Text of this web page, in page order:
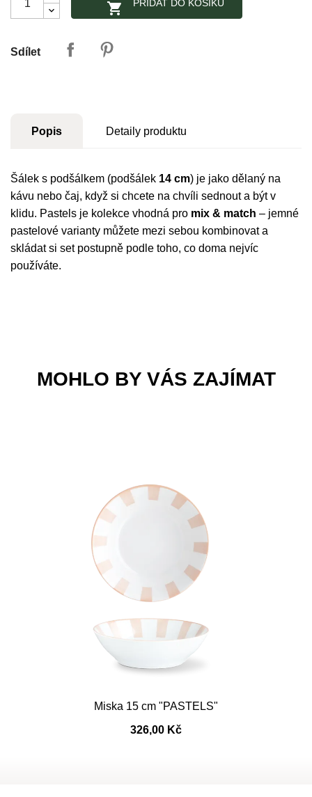
 PŘIDAT DO KOŠÍKU
Sdílet
Popis Detaily produktu
Šálek s podšálkem (podšálek 14 cm) je jako dělaný na
kávu nebo čaj, když si chcete na chvíli sednout a být v
klidu. Pastels je kolekce vhodná pro mix & match – jemné
pastelové varianty můžete mezi sebou kombinovat a
skládat si set postupně podle toho, co doma nejvíc
používáte.
MOHLO BY VÁS ZAJÍMAT
Miska 15 cm "PASTELS"
326,00 Kč